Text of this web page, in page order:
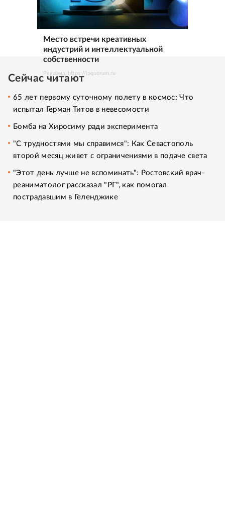
Место встречи креативных
индустрий и интеллектуальной
собственности
Реклама. https://ipquorum.ru
Сейчас читают
65 лет первому суточному полету в космос: Что
испытал Герман Титов в невесомости
Бомба на Хиросиму ради эксперимента
"С трудностями мы справимся": Как Севастополь
второй месяц живет с ограничениями в подаче света
"Этот день лучше не вспоминать": Ростовский врач-
реаниматолог рассказал "РГ", как помогал
пострадавшим в Геленджике